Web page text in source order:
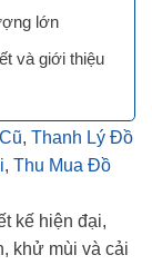
lớn
và giới thiệu
, Thanh Lý Đồ
, Thu Mua Đồ
kế hiện đại,
khử mùi và cải